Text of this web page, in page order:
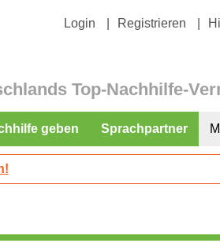
Login Registrieren
Top-Nachhilfe-
geben Sprachpartner